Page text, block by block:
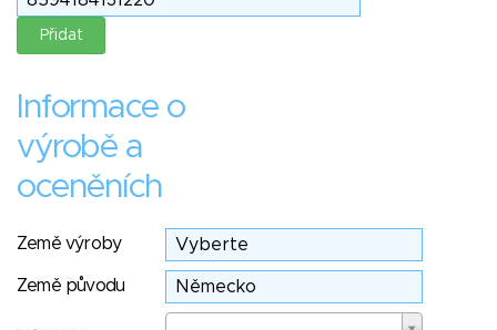
Informace o
výrobě a
oceněních
Země výroby
Země původu